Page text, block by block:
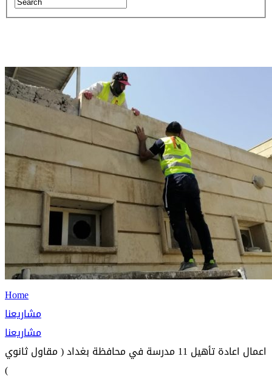
Home
مشاريعنا
مشاريعنا
اعمال اعادة تأهيل 11 مدرسة في محافظة بغداد ( مقاول ثانوي
)